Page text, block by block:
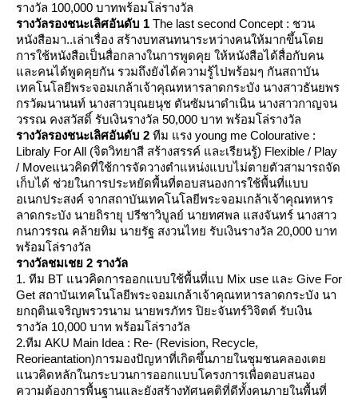
รางวัล 100,000 บาทพร้อมโล่รางวัล
รางวัลรองชนะเลิศอันดับ 1 The last second Concept : ชวน
หนังสือมา..เล่าเรื่อง สร้างบทสนทนาระหว่างคนให้มากขึ้นโด
การใช้หนังสือเป็นสื่อกลางในการพูดคุย ให้หนังสือได้สื่อกับคน
ละคนได้พูดคุยกัน รวมถึงยังได้ความรู้ไปพร้อมๆ กันสถาบัน
เทคโนโลยีพระจอมเกล้าเจ้าคุณทหารลาดกระบัง นางสาวธันยพร
กรวัฒนานนท์ นางสาวบุณยนุช ตันซัมนาดำเนิน นางสาวกาญจน
วรรณ คงสวัสดิ์ รับเงินรางวัล 50,000 บาท พร้อมโล่รางวัล
รางวัลรองชนะเลิศอันดับ 2 ทีม แรง young me Colourative :
Libraly For All (จิตวิทยาสี สร้างสรรค์ และเรียนรู้) Flexible / Play
/ Moveแนวคิดที่ใช้การจัดวางตำแหน่งแบบไม่ตายตัวสามารถจัด
เก็บได้ ช่วยในการประหยัดพื้นที่ตอบสนองการใช้พื้นที่แบบ
อเนกประสงค์ จากสถาบันเทคโนโลยีพระจอมเกล้าเจ้าคุณทหาร
ลาดกระบัง นายถิรายุ ปรีชาวิบูลย์ นายทศพล แสงจันทร์ นางสาว
กนกวรรณ คล้ายทิม นายรัฐ สงวนไทย รับเงินรางวัล 20,000 บาท
พร้อมโล่รางวัล
รางวัลชมเชย 2 รางวัล
1. ทีม BT แนวคิดการออกแบบใช้พื้นที่แบ Mix use และ Give For
Get สถาบันเทคโนโลยีพระจอมเกล้าเจ้าคุณทหารลาดกระบัง นา
กฤตินเจริญพรวรนาม นายพรภัทร ปิยะจันทร์วิจิตต์ รับเงิน
รางวัล 10,000 บาท พร้อมโล่รางวัล
2.ทีม AKU Main Idea : Re- (Revision, Recycle,
Reorieantation)การมองปัญหาที่เกิดขึ้นภายในชุมชนคลองเต
นวคิดหลักในกระบวนการออกแบบโครงการเพื่อตอบสนอง
ความต้องการพื้นฐานและยังสร้างทัศนคติที่ดีทั้งคนภายในพื้นที่